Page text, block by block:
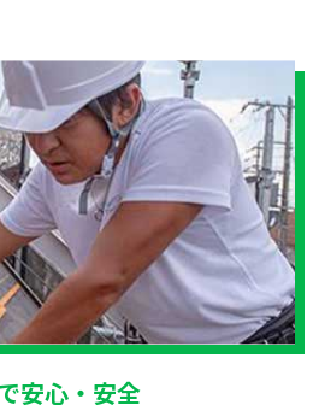
安心・安全